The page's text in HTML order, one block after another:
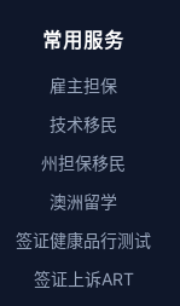
常用服务
雇主担保
技术移民
州担保移民
澳洲留学
签证健康品行测试
签证上诉ART